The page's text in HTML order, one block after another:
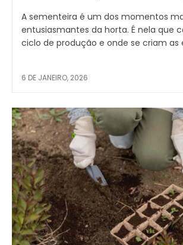
A sementeira é um dos momentos
entusiasmantes da horta. É nela que
ciclo de produção e onde se criam as
6 DE JANEIRO, 2026